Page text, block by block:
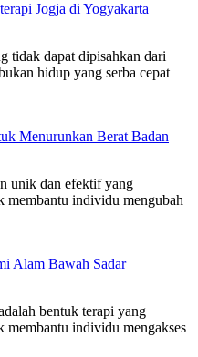
Jogja di Yogyakarta
tidak dapat dipisahkan dari
hidup yang serba cepat
Menurunkan Berat Badan
unik dan efektif yang
membantu individu mengubah
Alam Bawah Sadar
bentuk terapi yang
membantu individu mengakses